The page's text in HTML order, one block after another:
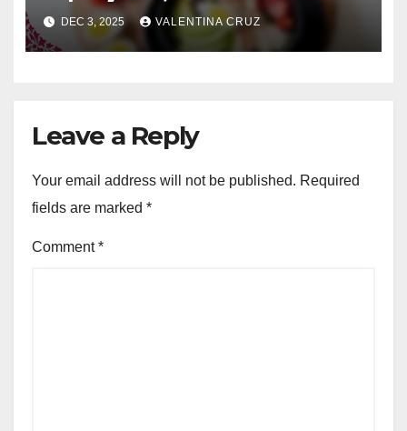
DEC 3, 2025 VALENTINA CRUZ
Leave a Reply
Your email address will not be published. Required
fields are marked *
Comment*